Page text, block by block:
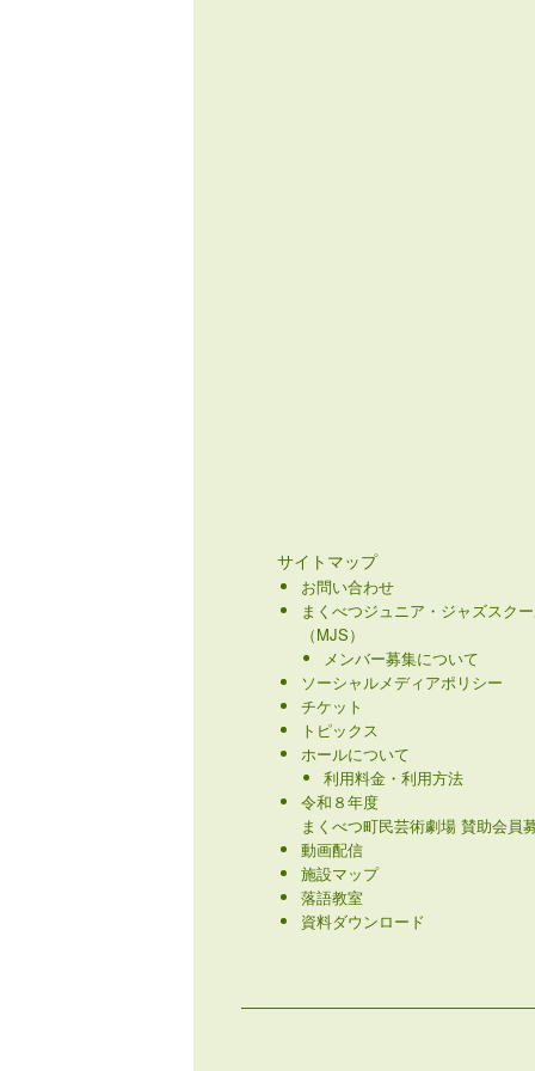
サイトマップ
お問い合わせ
まくべつジュニア・ジャズスク
（MJS）
メンバー募集について
ソーシャルメディアポリシー
チケット
トピックス
ホールについて
利用料金・利用方法
令和８年度
まくべつ町民芸術劇場 賛助会員
動画配信
施設マップ
落語教室
資料ダウンロード